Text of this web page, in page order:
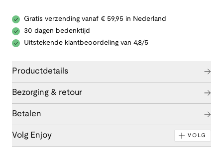
Gratis verzending vanaf € 59,95 in Nederland
30 dagen bedenktijd
Uitstekende klantbeoordeling van 4,8/5
Productdetails
Bezorging & retour
Betalen
Volg Enjoy VOLG